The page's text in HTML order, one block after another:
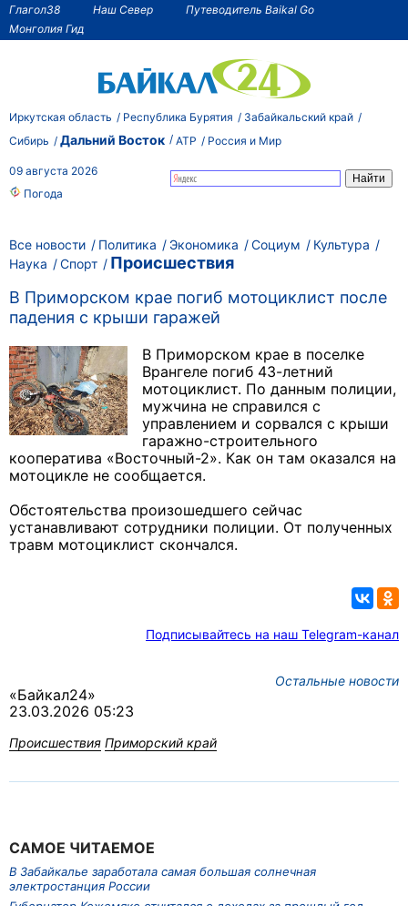
Глагол38 Наш Север
Путеводитель Baikal Go
Монголия Гид
Иркутская область Республика Бурятия
Забайкальский край
Сибирь
Дальний Восток АТР Россия и Мир
09 августа 2026
Погода
Все новости Политика Экономика Социум
Культура
Наука
Спорт
Происшествия
В Приморском крае погиб мотоциклист после
падения с крыши гаражей
В Приморском крае в поселке
Врангеле погиб 43-летний
мотоциклист. По данным полиции,
мужчина не справился с
управлением и сорвался с крыши
гаражно-строительного
кооператива «Восточный-2». Как он там оказался на
мотоцикле не сообщается.
Обстоятельства произошедшего сейчас
устанавливают сотрудники полиции. От полученных
травм мотоциклист скончался.
Подписывайтесь на наш Telegram-канал
Остальные новости
«Байкал24»
23.03.2026 05:23
Происшествия Приморский край
САМОЕ ЧИТАЕМОЕ
В Забайкалье заработала самая большая солнечная
электростанция России